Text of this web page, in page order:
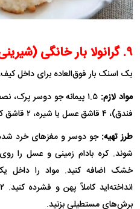
۹. گرانولا بار خانگی (شیرینی و اسنک بار)
یک اسنک بار فوق‌العاده برای داخل
مواد لازم:
۱.۵ پیمانه جو دوسر پرک،
فندق)، ۴ قاشق عسل یا شیره، ۲ قاشق کره بادام زمینی.
طرز تهیه:جو دوسر و مغز‌های خرد
شوند. کره بادام زمینی و عسل را
خشک اضافه کنید. مواد را داخل
برش‌های مستطیلی بزنید.